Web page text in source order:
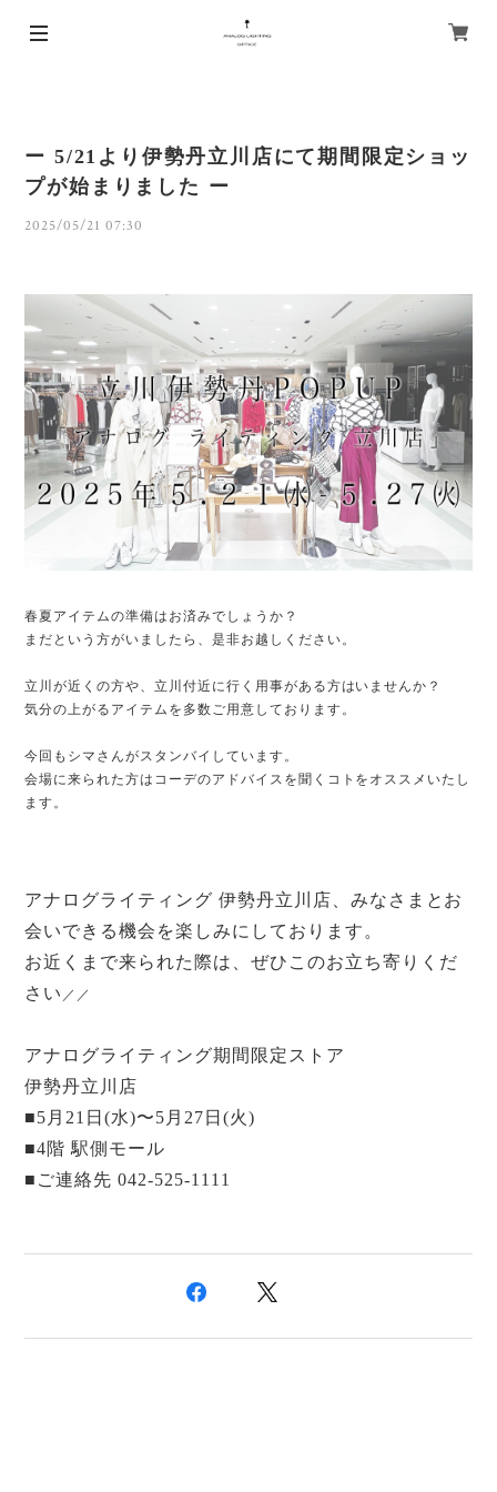
ー 5/21より伊勢丹立川店にて期間限定ショッ
プが始まりました ー
2025/05/21 07:30
春夏アイテムの準備はお済みでしょうか？
まだという方がいましたら、是非お越しください。
立川が近くの方や、立川付近に行く用事がある方はいませんか？
気分の上がるアイテムを多数ご用意しております。
今回もシマさんがスタンバイしています。
会場に来られた方はコーデのアドバイスを聞くコトをオススメいたし
ます。
アナログライティング 伊勢丹立川店、みなさまとお
会いできる機会を楽しみにしております。
お近くまで来られた際は、 ぜひこのお立ち寄りくだ
さい ／ ／
アナログライティング期間限定ストア
伊勢丹立川店
■5月21日(水)〜5月27日(火)
■4階 駅側モール
■ご連絡先 042-525-1111